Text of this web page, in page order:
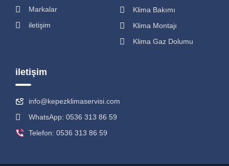
Markalar
iletişim
Klima Bakımı
Klima Montajı
Klima Gaz Dolumu
iletişim
info@kepezklimaservisi.com
WhatsApp: 0536 313 86 59
Telefon: 0536 313 86 59